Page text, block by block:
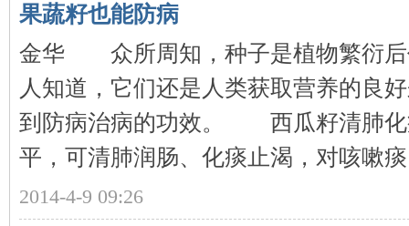
果蔬籽也能防病
金华 众所周知，种子是植物繁衍后
人知道，它们还是人类获取营养的良
到防病治病的功效。 西瓜籽清肺
平，可清肺润肠、化痰止渴，对咳嗽痰
2014-4-9 09:26